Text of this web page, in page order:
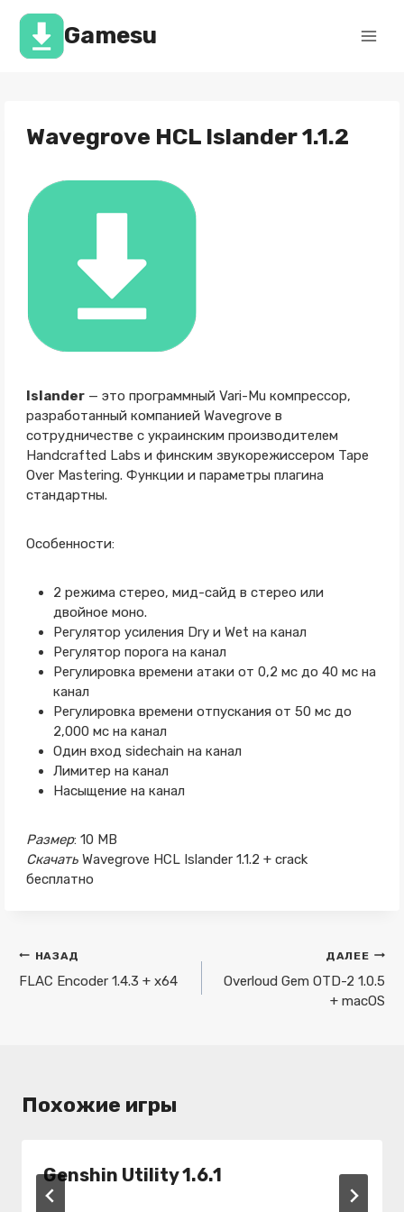
Перейти
содержимомуGamesu
Wavegrove HCL Islander 1.1.2
Islander— это программный Vari-Mu компрессор,
разработанный компанией Wavegrove в
сотрудничестве с украинским производителем
Handcrafted Labs и финским звукорежиссером Tape
Over Mastering. Функции и параметры плагина
стандартны.
Особенности:
2 режима стерео, мид-сайд в стерео или
двойное моно.
Регулятор усиления Dry и Wet на канал
Регулятор порога на канал
Регулировка времени атаки от 0,2 мс до 40 мс на
канал
Регулировка времени отпускания от 50 мс до
2,000 мс на канал
Один вход sidechain на канал
Лимитер на канал
Насыщение на канал
Размер: 10 MB
Скачать Wavegrove HCL Islander 1.1.2 + crack
бесплатно
Навигация
по
НАЗАД
FLAC Encoder 1.4.3 + x64
ДАЛЕЕ
Overloud Gem OTD-2 1.0.5
+ macOS
Похожие игры
Genshin Utility 1.6.1